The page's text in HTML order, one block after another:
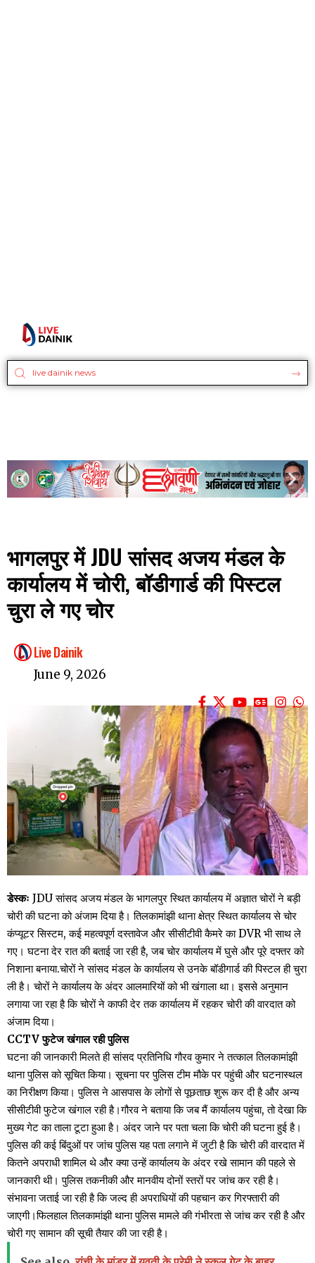
भागलपुर में JDU सांसद अजय मंडल के
कार्यालय में चोरी, बॉडीगार्ड की पिस्टल
चुरा ले गए चोर
Live Dainik
June 9, 2026
डेस्कः JDU सांसद अजय मंडल के भागलपुर स्थित कार्यालय में अज्ञात चोरों ने बड़ी
चोरी की घटना को अंजाम दिया है। तिलकामांझी थाना क्षेत्र स्थित कार्यालय से चोर
कंप्यूटर सिस्टम, कई महत्वपूर्ण दस्तावेज और सीसीटीवी कैमरे का DVR भी साथ ले
गए। घटना देर रात की बताई जा रही है, जब चोर कार्यालय में घुसे और पूरे दफ्तर को
निशाना बनाया.चोरों ने सांसद मंडल के कार्यालय से उनके बॉडीगार्ड की पिस्टल ही चुरा
ली है। चोरों ने कार्यालय के अंदर आलमारियों को भी खंगाला था। इससे अनुमान
लगाया जा रहा है कि चोरों ने काफी देर तक कार्यालय में रहकर चोरी की वारदात को
अंजाम दिया।
CCTV फुटेज खंगाल रही पुलिस
घटना की जानकारी मिलते ही सांसद प्रतिनिधि गौरव कुमार ने तत्काल तिलकामांझी
थाना पुलिस को सूचित किया। सूचना पर पुलिस टीम मौके पर पहुंची और घटनास्थल
का निरीक्षण किया। पुलिस ने आसपास के लोगों से पूछताछ शुरू कर दी है और अन्य
सीसीटीवी फुटेज खंगाल रही है।गौरव ने बताया कि जब मैं कार्यालय पहुंचा, तो देखा कि
मुख्य गेट का ताला टूटा हुआ है। अंदर जाने पर पता चला कि चोरी की घटना हुई है।
पुलिस की कई बिंदुओं पर जांच पुलिस यह पता लगाने में जुटी है कि चोरी की वारदात में
कितने अपराधी शामिल थे और क्या उन्हें कार्यालय के अंदर रखे सामान की पहले से
जानकारी थी। पुलिस तकनीकी और मानवीय दोनों स्तरों पर जांच कर रही है।
संभावना जताई जा रही है कि जल्द ही अपराधियों की पहचान कर गिरफ्तारी की
जाएगी।फिलहाल तिलकामांझी थाना पुलिस मामले की गंभीरता से जांच कर रही है और
चोरी गए सामान की सूची तैयार की जा रही है।